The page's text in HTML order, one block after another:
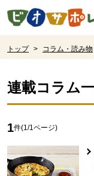
ページの先頭です。
トップ > コラム・読み物
連載コラム
1件(1 /1 ページ)